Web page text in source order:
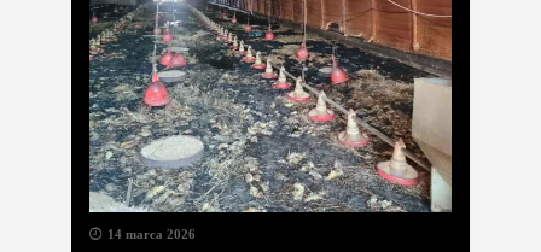
14 marca 2026